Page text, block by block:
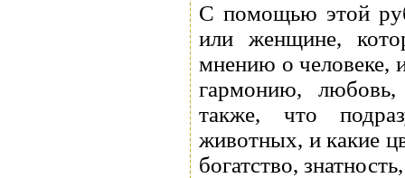
С помощью этой
или женщине,
мнению о человеке,
гармонию, любовь,
также, что
животных, и какие
богатство,